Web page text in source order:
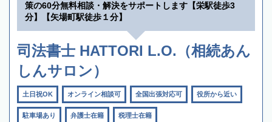
策の60分無料相談・解決をサポートします【栄駅徒歩3
分】【矢場町駅徒歩１分】
司法書士 HATTORI L.O.（相続あん
しんサロン）
土日祝OK オンライン相談可 全国出張対応可 役所から近い
駐車場あり 弁護士在籍 税理士在籍